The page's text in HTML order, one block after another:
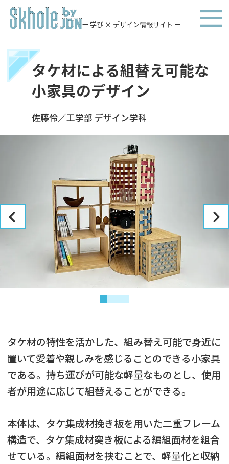
ー 学び × デザイン情報サイト ー
タケ材による組替え可能な
小家具のデザイン
佐藤伶／工学部 デザイン学科
タケ材の特性を活かした、組み替え可能で身近に
置いて愛着や親しみを感じることのできる小家具
である。持ち運びが可能な軽量なものとし、使用
者が用途に応じて組替えることができる。
本体は、タケ集成材挽き板を用いた二重フレーム
構造で、タケ集成材突き板による編組面材を組合
せている。編組面材を挟むことで、軽量化と収納